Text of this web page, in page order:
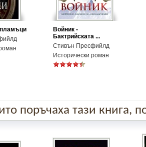
Войник -
Бактрийската ...
Стивън Пресфийлд
Исторически роман
поръчаха тази книга,